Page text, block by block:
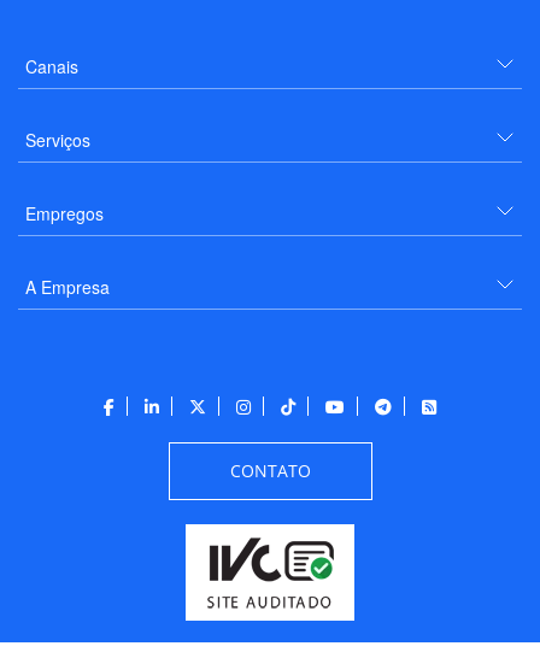
Canais
Serviços
Empregos
A Empresa
CONTATO